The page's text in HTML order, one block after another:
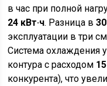
в час при полной
24 кВт·ч. Разница в
эксплуатации в три
Система охлаждения у
контура с расходом
конкурента), что